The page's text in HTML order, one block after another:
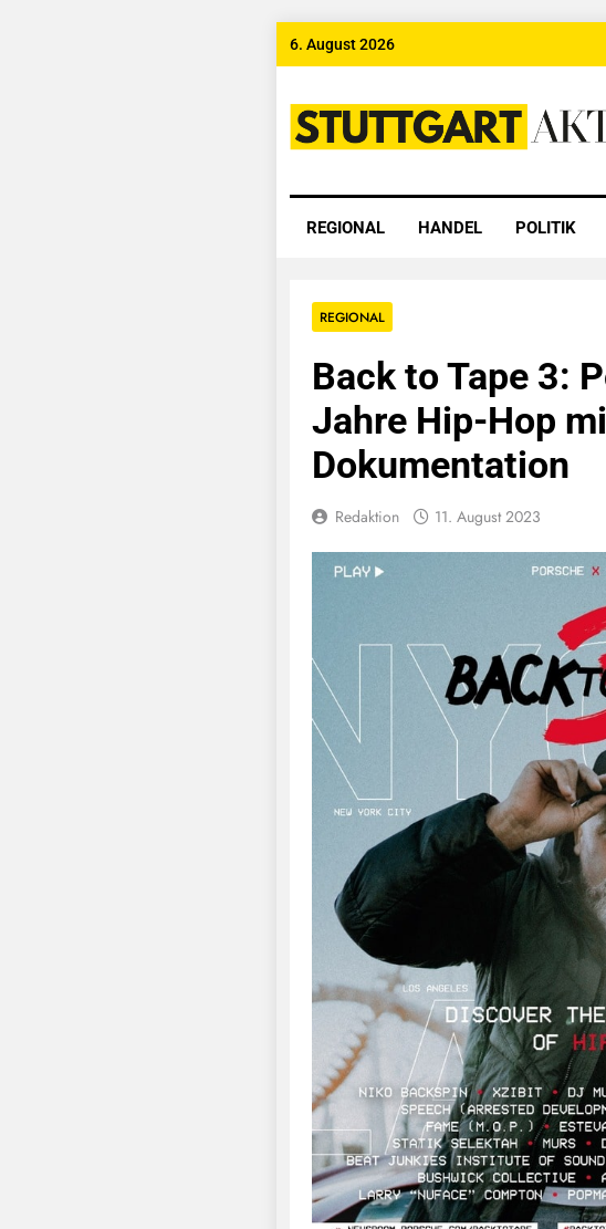
Skip
6. August 2026
Stuttgart
REGIONAL HANDEL POLITIK
REGIONAL
Back to Tape 3:
Jahre Hip-Hop
Dokumentation
Redaktion 11. August 2023